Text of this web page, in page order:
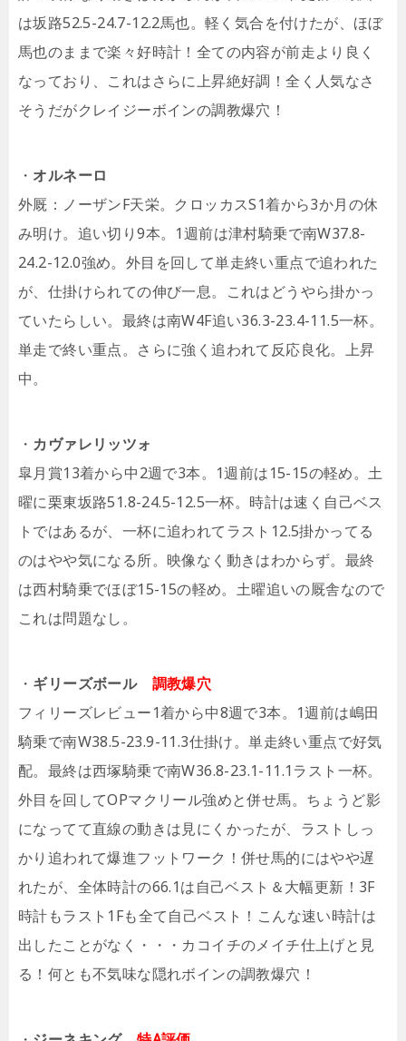
は坂路52.5-24.7-12.2馬也。軽く気合を付けたが、ほぼ
馬也のままで楽々好時計！全ての内容が前走より良く
なっており、これはさらに上昇絶好調！全く人気なさ
そうだがクレイジーボインの調教爆穴！
・ オルネーロ
外厩：ノーザンF天栄。クロッカスS1着から3か月の休
み明け。追い切り9本。1週前は津村騎乗で南W37.8-
24.2-12.0強め。外目を回して単走終い重点で追われた
が、仕掛けられての伸び一息。これはどうやら掛かっ
ていたらしい。最終は南W4F追い36.3-23.4-11.5一杯。
単走で終い重点。さらに強く追われて反応良化。上昇
中。
・ カヴァレリッツォ
皐月賞13着から中2週で3本。1週前は15-15の軽め。土
曜に栗東坂路51.8-24.5-12.5一杯。時計は速く自己ベス
トではあるが、一杯に追われてラスト12.5掛かってる
のはやや気になる所。映像なく動きはわからず。最終
は西村騎乗でほぼ15-15の軽め。土曜追いの厩舎なので
これは問題なし。
・ ギリーズボール
調教爆穴
フィリーズレビュー1着から中8週で3本。1週前は嶋田
騎乗で南W38.5-23.9-11.3仕掛け。単走終い重点で好気
配。最終は西塚騎乗で南W36.8-23.1-11.1ラスト一杯。
外目を回してOPマクリール強めと併せ馬。ちょうど影
になってて直線の動きは見にくかったが、ラストしっ
かり追われて爆進フットワーク！併せ馬的にはやや遅
れたが、全体時計の66.1は自己ベスト＆大幅更新！3F
時計もラスト1Fも全て自己ベスト！こんな速い時計は
出したことがなく・・・カコイチのメイチ仕上げと見
る！何とも不気味な隠れボインの調教爆穴！